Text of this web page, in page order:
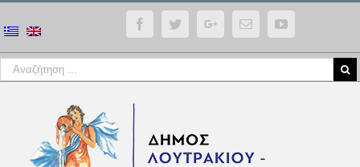
FacebookTwitterGoogle+Email YouTube